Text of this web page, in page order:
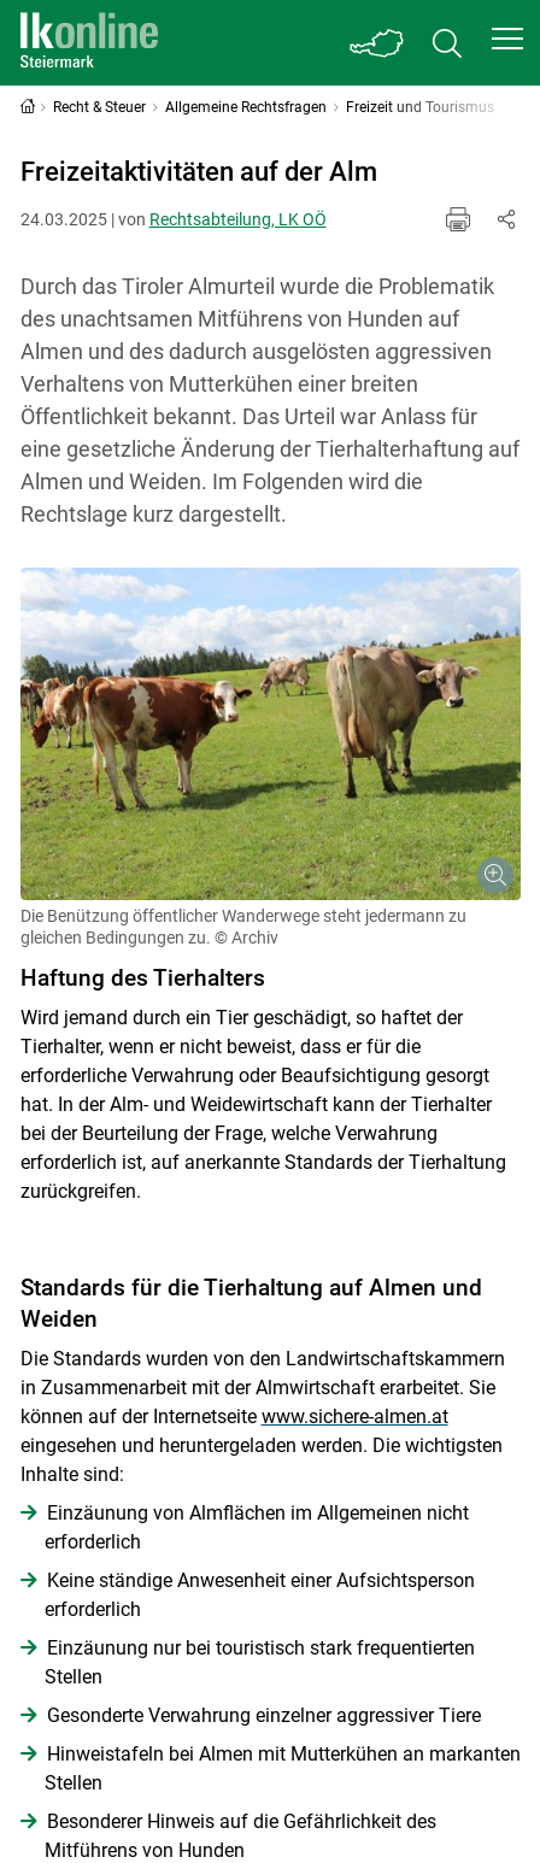
Skip to main content
Recht & Steuer Allgemeine Rechtsfragen Freizeit und Tourismus
Freizeitaktivitäten auf der Alm
24.03.2025 | von Rechtsabteilung, LK OÖ
Durch das Tiroler Almurteil wurde die Problematik
des unachtsamen Mitführens von Hunden auf
Almen und des dadurch ausgelösten aggressiven
Verhaltens von Mutterkühen einer breiten
Öffentlichkeit bekannt. Das Urteil war Anlass für
eine gesetzliche Änderung der Tierhalterhaftung auf
Almen und Weiden. Im Folgenden wird die
Rechtslage kurz dargestellt.
Die Benützung öffentlicher Wanderwege steht jedermann zu
gleichen Bedingungen zu. © Archiv
Haftung des Tierhalters
Wird jemand durch ein Tier geschädigt, so haftet der
Tierhalter, wenn er nicht beweist, dass er für die
erforderliche Verwahrung oder Beaufsichtigung gesorgt
hat. In der Alm- und Weidewirtschaft kann der Tierhalter
bei der Beurteilung der Frage, welche Verwahrung
erforderlich ist, auf anerkannte Standards der Tierhaltung
zurückgreifen.
Standards für die Tierhaltung auf Almen und
Weiden
Die Standards wurden von den Landwirtschaftskammern
in Zusammenarbeit mit der Almwirtschaft erarbeitet. Sie
können auf der Internetseite www.sichere-almen.at
eingesehen und heruntergeladen werden. Die wichtigsten
Inhalte sind:
Einzäunung von Almflächen im Allgemeinen nicht
erforderlich
Keine ständige Anwesenheit einer Aufsichtsperson
erforderlich
Einzäunung nur bei touristisch stark frequentierten
Stellen
Gesonderte Verwahrung einzelner aggressiver Tiere
Hinweistafeln bei Almen mit Mutterkühen an markanten
Stellen
Besonderer Hinweis auf die Gefährlichkeit des
Mitführens von Hunden